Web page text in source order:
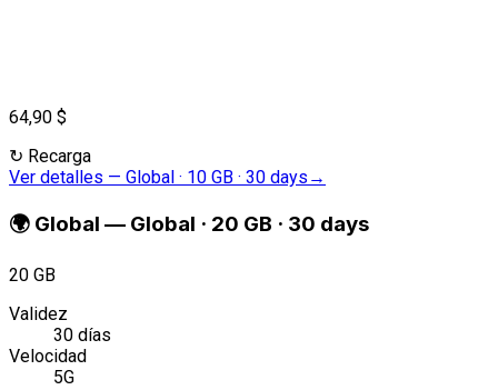
64,90 $
↻ Recarga
Ver detalles — Global · 10 GB · 30 days →
🌍 Global — Global · 20 GB · 30 days
20 GB
Validez
30 días
Velocidad
5G